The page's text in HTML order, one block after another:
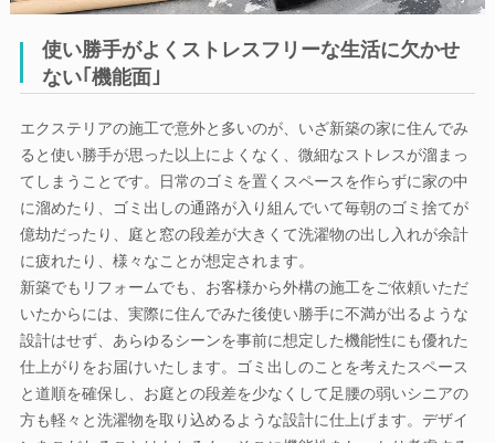
使い勝手がよくストレスフリーな生活に欠かせ
ない｢機能面｣
エクステリアの施工で意外と多いのが、いざ新築の家に住んでみ
ると使い勝手が思った以上によくなく、微細なストレスが溜まっ
てしまうことです。日常のゴミを置くスペースを作らずに家の中
に溜めたり、ゴミ出しの通路が入り組んでいて毎朝のゴミ捨てが
億劫だったり、庭と窓の段差が大きくて洗濯物の出し入れが余計
に疲れたり、様々なことが想定されます。
新築でもリフォームでも、お客様から外構の施工をご依頼いただ
いたからには、実際に住んでみた後使い勝手に不満が出るような
設計はせず、あらゆるシーンを事前に想定した機能性にも優れた
仕上がりをお届けいたします。ゴミ出しのことを考えたスペース
と道順を確保し、お庭との段差を少なくして足腰の弱いシニアの
方も軽々と洗濯物を取り込めるような設計に仕上げます。デザイ